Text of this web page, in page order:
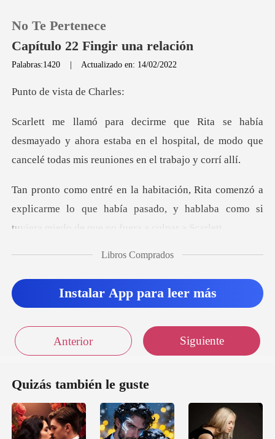
Recargar
Historia
No Te Pertenece
Capítulo 22 Fingir una relación
Palabras:1420 | Actualizado en: 14/02/2022
vista d
mayado y ahora estaba en el hospital, de modo que
ca
a
explicarme lo que había pasado, y hablaba como si
Libros Comprados
Instalar App para leer más
Anterior Siguiente
Quizás también le guste